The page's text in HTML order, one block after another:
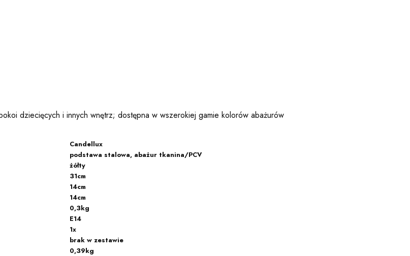
dziecięcych i innych wnętrz; dostępna w wszerokiej gamie kolorów abażurów
Candellux
podstawa stalowa, abażur tkanina/PCV
żółty
31cm
14cm
14cm
0,3kg
E14
1x
brak w zestawie
0,39kg